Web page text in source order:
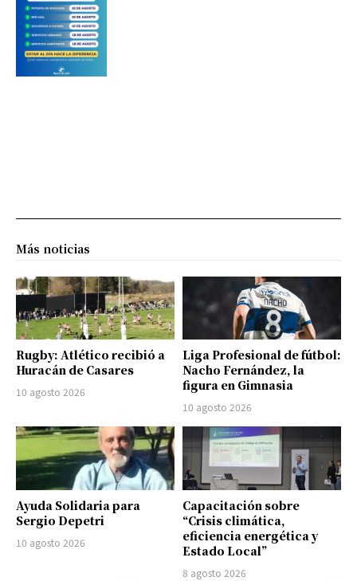
Más noticias
Rugby: Atlético recibió a
Huracán de Casares
10 agosto 2026
Liga Profesional de fútbol:
Nacho Fernández, la
figura en Gimnasia
10 agosto 2026
Ayuda Solidaria para
Sergio Depetri
10 agosto 2026
Capacitación sobre
“Crisis climática,
eficiencia energética y
Estado Local”
8 agosto 2026